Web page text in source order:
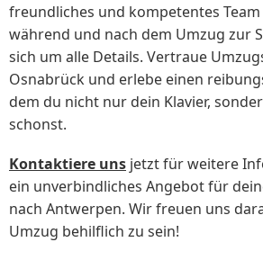
freundliches und kompetentes
während und nach dem Umzug zur
sich um alle Details. Vertraue
Osnabrück und erlebe einen
dem du nicht nur dein Klavier,
schonst.
Kontaktiere uns jetzt für weitere
ein unverbindliches Angebot für
nach Antwerpen. Wir freuen uns
Umzug behilflich zu sein!